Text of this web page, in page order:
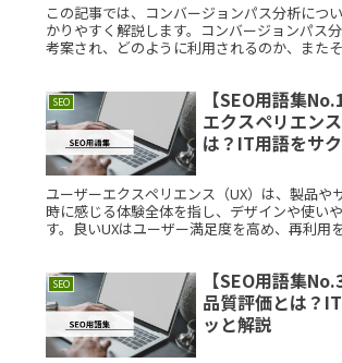
この記事では、コンバージョンパス分析につ
かりやすく解説します。コンバージョンパス
考案され、どのように利用されるのか、また
SEO
【SEO用語集
エクスペリエン
は？IT用語をサ
ユーザーエクスペリエンス（UX）は、製品や
時に感じる体験全体を指し、デザインや使い
す。良いUXはユーザー満足度を高め、再利用
法も学ぶことが重要です。
SEO
【SEO用語集
品質評価とは？
ッと解説